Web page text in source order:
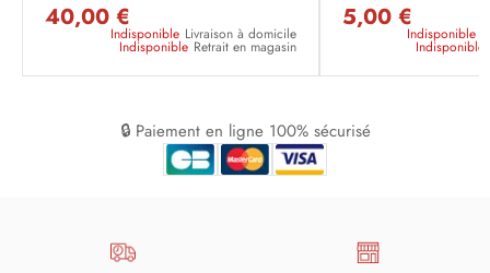
40,00 €
Indisponible Livraison à domicile
Indisponible Retrait en magasin
5,00 €
Indisponible
Indisponible
🔒 Paiement en ligne 100% sécurisé